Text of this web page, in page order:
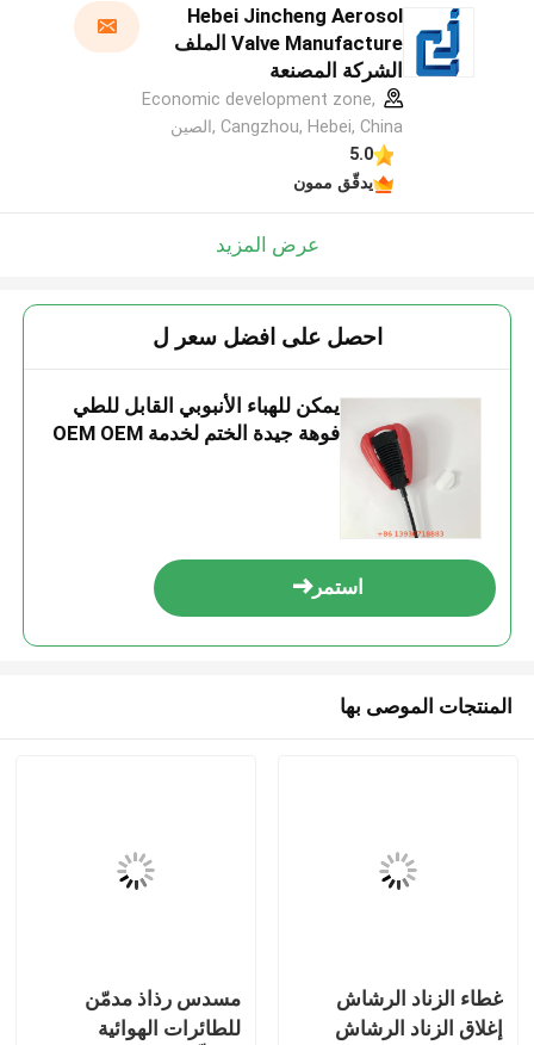
Hebei Jincheng Aerosol
Valve Manufacture الملف
الشركة المصنعة
Economic development zone,
Cangzhou, Hebei, China ,الصين
5.0
يدقّق ممون
عرض المزيد
احصل على افضل سعر ل
يمكن للهباء الأنبوبي القابل للطي
فوهة جيدة الختم لخدمة OEM OEM
استمر
المنتجات الموصى بها
غطاء الزناد الرشاش
إغلاق الزناد الرشاش
مسدس رذاذ مدمّن
للطائرات الهوائية